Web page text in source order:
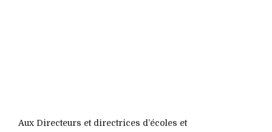
Aux Directeurs et directrices d’écoles et